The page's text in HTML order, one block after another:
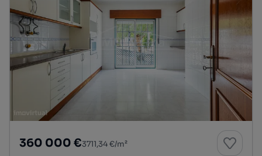
360 000 €3711,34 €/m²